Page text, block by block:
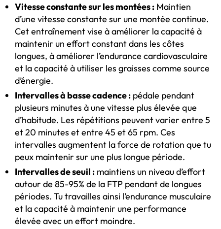
Vitesse constante sur les montées : Maintien
d’une vitesse constante sur une montée continue.
Cet entraînement vise à améliorer la capacité à
maintenir un effort constant dans les côtes
longues, à améliorer l’endurance cardiovasculaire
et la capacité à utiliser les graisses comme source
d’énergie.
Intervalles à basse cadence : pédale pendant
plusieurs minutes à une vitesse plus élevée que
d’habitude. Les répétitions peuvent varier entre 5
et 20 minutes et entre 45 et 65 rpm. Ces
intervalles augmentent la force de rotation que tu
peux maintenir sur une plus longue période.
Intervalles de seuil : maintiens un niveau d’effort
autour de 85-95% de la FTP pendant de longues
périodes. Tu travailles ainsi l’endurance musculaire
et la capacité à maintenir une performance
élevée avec un effort moindre.